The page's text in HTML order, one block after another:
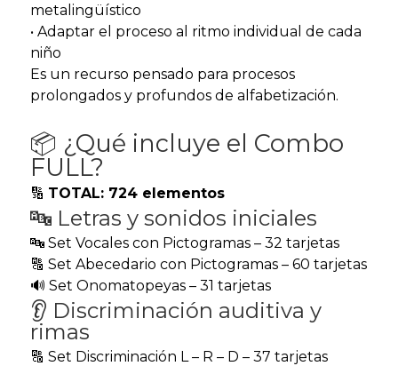
metalingüístico
• Adaptar el proceso al ritmo individual de cada
niño
Es un recurso pensado para procesos
prolongados y profundos de alfabetización.
📦 ¿Qué incluye el Combo
FULL?
🔢 TOTAL: 724 elementos
🔤 Letras y sonidos iniciales
🔤 Set Vocales con Pictogramas – 32 tarjetas
🔠 Set Abecedario con Pictogramas – 60 tarjetas
🔊 Set Onomatopeyas – 31 tarjetas
👂 Discriminación auditiva y
rimas
🔠 Set Discriminación L – R – D – 37 tarjetas